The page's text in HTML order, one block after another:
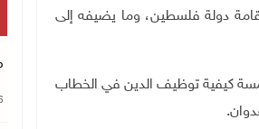
دولة فلسطين، وما يضيفه إلى
كيفية توظيف الدين في الخطاب
.